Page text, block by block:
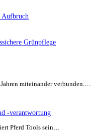
Aufbruch​
Grünpflege
miteinander verbunden.…
-verantwortung
Pferd Tools sein…